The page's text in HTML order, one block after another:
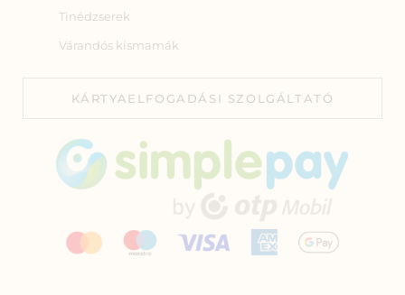
Tinédzserek
Várandós kismamák
KÁRTYAELFOGADÁSI SZOLGÁLTATÓ